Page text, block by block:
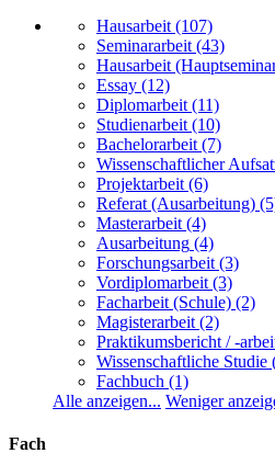
Hausarbeit (107)
Seminararbeit (43)
Hausarbeit
Essay (12)
Diplomarbeit (11)
Studienarbeit (10)
Bachelorarbeit (7)
Wissenschaftlicher
Projektarbeit (6)
Referat (Ausarbeitung)
Masterarbeit (4)
Ausarbeitung (4)
Forschungsarbeit (3)
Vordiplomarbeit (3)
Facharbeit (Schule) (2)
Magisterarbeit (2)
Praktikumsbericht / -
Wissenschaftliche Studie
Fachbuch (1)
Alle anzeigen... Weniger
Fach